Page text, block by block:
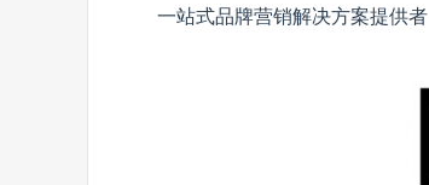
一站式品牌营销解决方案提供者